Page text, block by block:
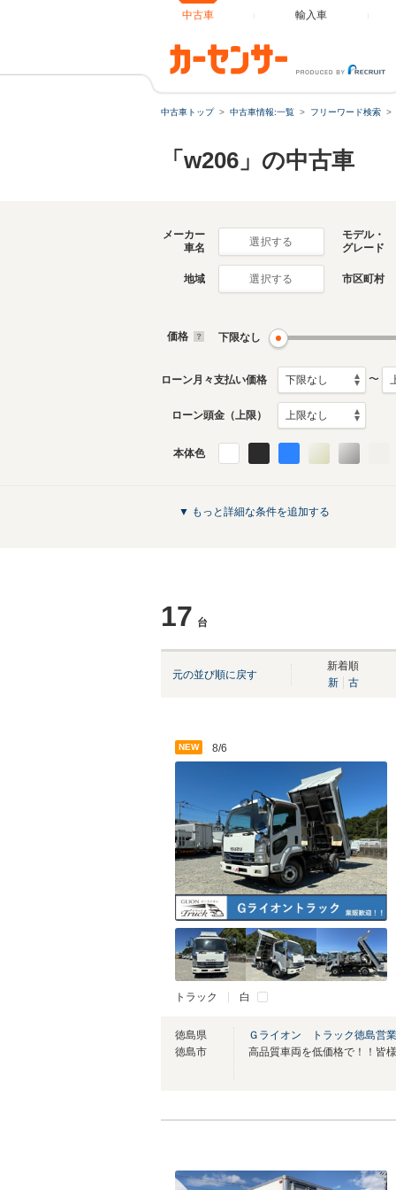
中古車 輸入車
中古車トップ 中古車情報:一覧 フリーワード検索
「w206」の中古車
メーカー
車名
選択する
モデル・
グレード
地域 選択する 市区町村
価格 下限なし
ローン月々支払い価格 〜
ローン頭金（上限）
本体色
▼ もっと詳細な条件を追加する
17 台
元の並び順に戻す
新着順
新
古
NEW 8/6
トラック 白
徳島県
徳島市
Ｇライオン トラック徳島営